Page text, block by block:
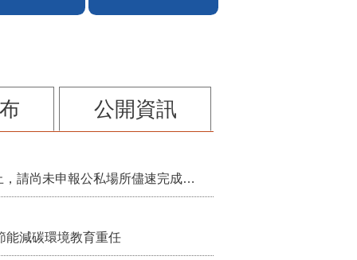
公開資訊
115年第2季固定源空污費申報已於7月底截止，請尚未申報公私場所儘速完成申繳，以免面臨滯納金及罰鍰!
減碳環境教育重任